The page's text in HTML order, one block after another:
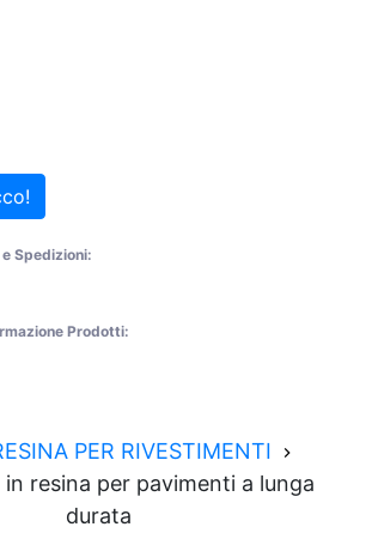
Spedizioni:
Prodotti:
PER RIVESTIMENTI
resina per pavimenti a lunga
durata